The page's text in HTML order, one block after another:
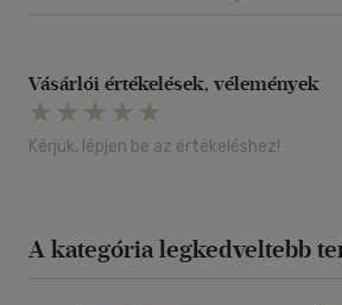
Vásárlói értékelések, vélemények
Kérjük, lépjen be az értékeléshez!
A kategória legkedveltebb